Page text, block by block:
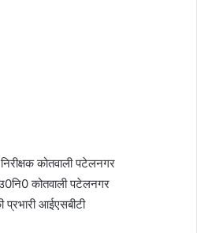
कोतवाली पटेलनगर
कोतवाली पटेलनगर
प्रभारी आईएसबीटी